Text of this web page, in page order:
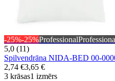
-25%-25%Professional
5,0 (11)
Spilvendrāna NIDA-BED 00-
2,74 €3,65 €
3 krāsas1 izmērs